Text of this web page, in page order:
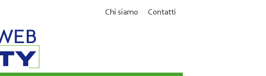
Chi siamo Contatti
DAL 07-03-2028 AL 10-03-2028,